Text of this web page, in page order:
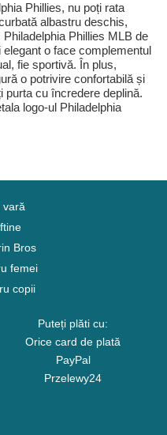
Phillies, nu poți rata
albastru deschis,
Phillies MLB de
o face complementul
fie sportivă. În plus,
o potrivire confortabilă și
purta cu încredere deplină.
logo-ul Philadelphia
vară
Bros
femei
copii
Puteți plăti cu:
Orice card de plată
PayPal
Przelewy24